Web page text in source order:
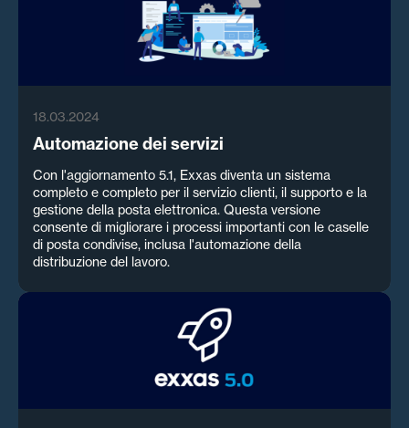
18.03.2024
Automazione dei servizi
Con l'aggiornamento 5.1, Exxas diventa un sistema
completo e completo per il servizio clienti, il supporto e la
gestione della posta elettronica. Questa versione
consente di migliorare i processi importanti con le caselle
di posta condivise, inclusa l'automazione della
distribuzione del lavoro.